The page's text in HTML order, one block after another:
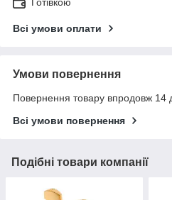
Готівкою
Всі умови оплати
Умови повернення
Повернення товару впродовж 14
Всі умови повернення
Подібні товари компанії